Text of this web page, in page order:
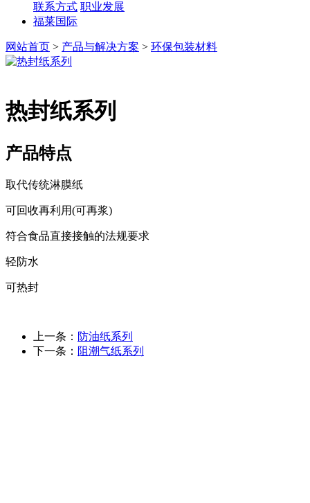
联系方式 职业发展
福莱国际
网站首页 > 产品与解决方案 > 环保包装材料
热封纸系列
产品特点
取代传统淋膜纸
可回收再利用(可再浆)
符合食品直接接触的法规要求
轻防水
可热封
上一条： 防油纸系列
下一条： 阻潮气纸系列